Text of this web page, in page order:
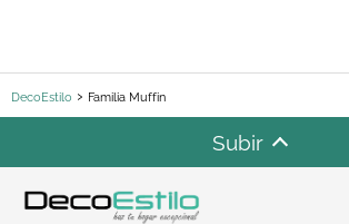
DecoEstilo Familia Muffin
Subir